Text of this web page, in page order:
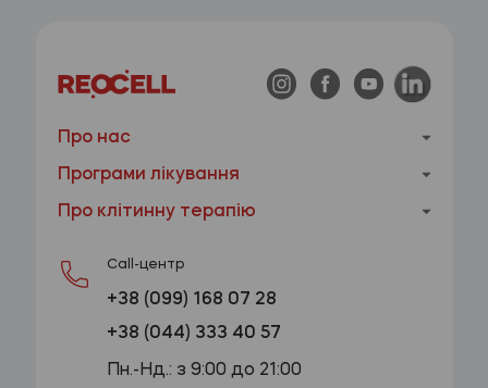
Про нас
Програми лікування
Про клітинну терапію
Call-центр
+38 (099) 168 07 28
+38 (044) 333 40 57
Пн.-Нд.: з 9:00 до 21:00